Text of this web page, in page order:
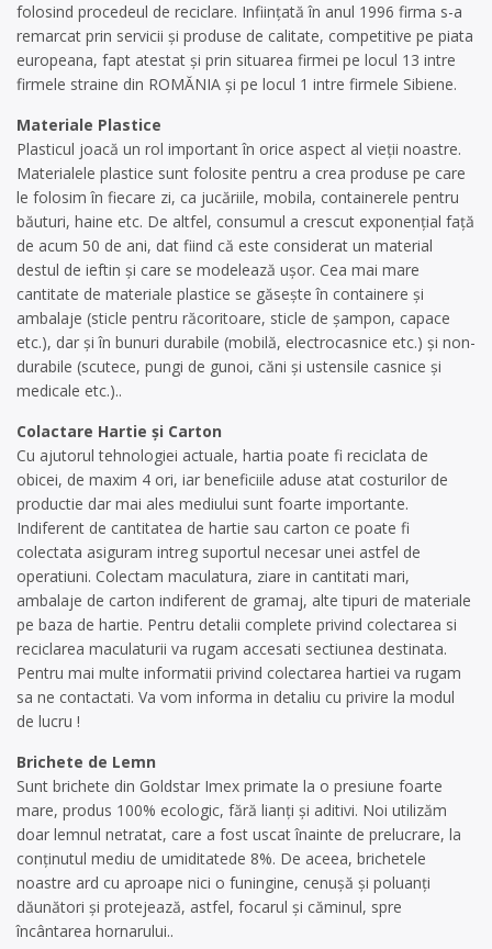
folosind procedeul de reciclare. Inființată în anul 1996 firma s-a
remarcat prin servicii și produse de calitate, competitive pe piata
europeana, fapt atestat și prin situarea firmei pe locul 13 intre
firmele straine din ROMĂNIA și pe locul 1 intre firmele Sibiene.
Materiale Plastice
Plasticul joacă un rol important în orice aspect al vieţii noastre.
Materialele plastice sunt folosite pentru a crea produse pe care
le folosim în fiecare zi, ca jucăriile, mobila, containerele pentru
băuturi, haine etc. De altfel, consumul a crescut exponenţial faţă
de acum 50 de ani, dat fiind că este considerat un material
destul de ieftin şi care se modelează uşor. Cea mai mare
cantitate de materiale plastice se găseşte în containere şi
ambalaje (sticle pentru răcoritoare, sticle de şampon, capace
etc.), dar şi în bunuri durabile (mobilă, electrocasnice etc.) şi non-
durabile (scutece, pungi de gunoi, căni şi ustensile casnice şi
medicale etc.)..
Colactare Hartie şi Carton
Cu ajutorul tehnologiei actuale, hartia poate fi reciclata de
obicei, de maxim 4 ori, iar beneficiile aduse atat costurilor de
productie dar mai ales mediului sunt foarte importante.
Indiferent de cantitatea de hartie sau carton ce poate fi
colectata asiguram intreg suportul necesar unei astfel de
operatiuni. Colectam maculatura, ziare in cantitati mari,
ambalaje de carton indiferent de gramaj, alte tipuri de materiale
pe baza de hartie. Pentru detalii complete privind colectarea si
reciclarea maculaturii va rugam accesati sectiunea destinata.
Pentru mai multe informatii privind colectarea hartiei va rugam
sa ne contactati. Va vom informa in detaliu cu privire la modul
de lucru !
Brichete de Lemn
Sunt brichete din Goldstar Imex primate la o presiune foarte
mare, produs 100% ecologic, fără lianți și aditivi. Noi utilizăm
doar lemnul netratat, care a fost uscat înainte de prelucrare, la
conținutul mediu de umiditatede 8%. De aceea, brichetele
noastre ard cu aproape nici o funingine, cenușă și poluanți
dăunători și protejează, astfel, focarul și căminul, spre
încântarea hornarului..